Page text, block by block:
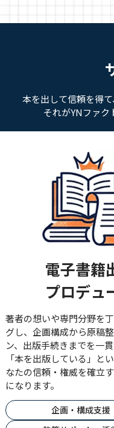
本を出して信頼を得
それがYNファク
電子書籍
プロデュ
著者の想いや専門分野を
グし、企画構成から原稿
ン、出版手続きまでを一貫
「本を出版している」と
なたの信頼・権威を確立
になります。
企画・構成支援